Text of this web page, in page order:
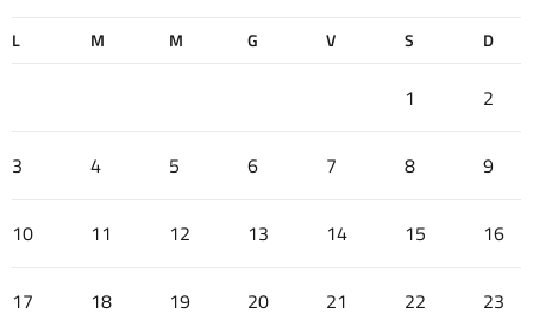
L M M G V S D
1 2
3 4 5 6 7 8 9
10 11 12 13 14 15 16
17 18 19 20 21 22 23